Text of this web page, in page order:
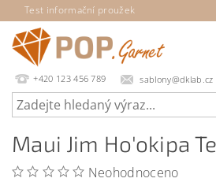
Test informační proužek
+420 123 456 789 sablony@dklab.cz
Maui Jim Ho'okipa
Neohodnoceno